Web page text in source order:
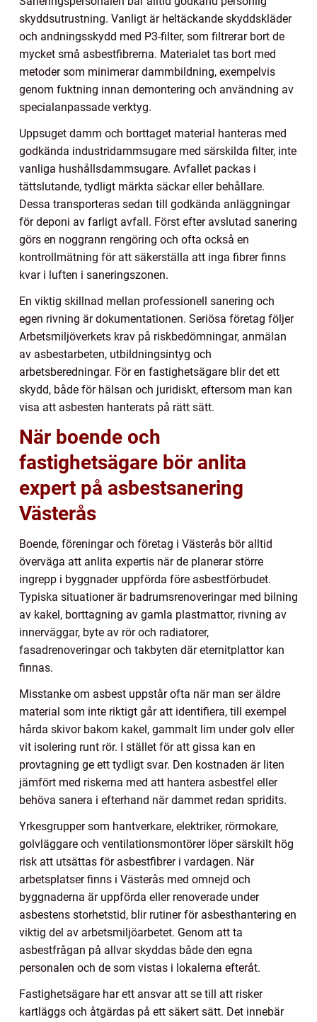
skyddsutrustning. Vanligt är heltäckande skyddskläder
och andningsskydd med P3-filter, som filtrerar bort de
mycket små asbestfibrerna. Materialet tas bort med
metoder som minimerar dammbildning, exempelvis
genom fuktning innan demontering och användning av
specialanpassade verktyg.
Uppsuget damm och borttaget material hanteras med
godkända industridammsugare med särskilda filter, inte
vanliga hushållsdammsugare. Avfallet packas i
tättslutande, tydligt märkta säckar eller behållare.
Dessa transporteras sedan till godkända anläggningar
för deponi av farligt avfall. Först efter avslutad sanering
görs en noggrann rengöring och ofta också en
kontrollmätning för att säkerställa att inga fibrer finns
kvar i luften i saneringszonen.
En viktig skillnad mellan professionell sanering och
egen rivning är dokumentationen. Seriösa företag följer
Arbetsmiljöverkets krav på riskbedömningar, anmälan
av asbestarbeten, utbildningsintyg och
arbetsberedningar. För en fastighetsägare blir det ett
skydd, både för hälsan och juridiskt, eftersom man kan
visa att asbesten hanterats på rätt sätt.
När boende och
fastighetsägare bör anlita
expert på asbestsanering
Västerås
Boende, föreningar och företag i Västerås bör alltid
överväga att anlita expertis när de planerar större
ingrepp i byggnader uppförda före asbestförbudet.
Typiska situationer är badrumsrenoveringar med bilning
av kakel, borttagning av gamla plastmattor, rivning av
innerväggar, byte av rör och radiatorer,
fasadrenoveringar och takbyten där eternitplattor kan
finnas.
Misstanke om asbest uppstår ofta när man ser äldre
material som inte riktigt går att identifiera, till exempel
hårda skivor bakom kakel, gammalt lim under golv eller
vit isolering runt rör. I stället för att gissa kan en
provtagning ge ett tydligt svar. Den kostnaden är liten
jämfört med riskerna med att hantera asbestfel eller
behöva sanera i efterhand när dammet redan spridits.
Yrkesgrupper som hantverkare, elektriker, rörmokare,
golvläggare och ventilationsmontörer löper särskilt hög
risk att utsättas för asbestfibrer i vardagen. När
arbetsplatser finns i Västerås med omnejd och
byggnaderna är uppförda eller renoverade under
asbestens storhetstid, blir rutiner för asbesthantering en
viktig del av arbetsmiljöarbetet. Genom att ta
asbestfrågan på allvar skyddas både den egna
personalen och de som vistas i lokalerna efteråt.
Fastighetsägare har ett ansvar att se till att risker
kartläggs och åtgärdas på ett säkert sätt. Det innebär